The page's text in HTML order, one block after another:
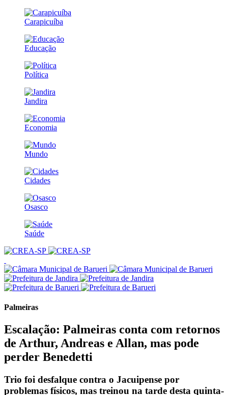
Carapicuíba
Educação
Política
Jandira
Economia
Mundo
Cidades
Osasco
Saúde
Palmeiras
Escalação: Palmeiras conta com retornos
de Arthur, Andreas e Allan, mas pode
perder Benedetti
Trio foi desfalque contra o Jacuipense por
problemas físicos, mas treinou na tarde desta quinta-